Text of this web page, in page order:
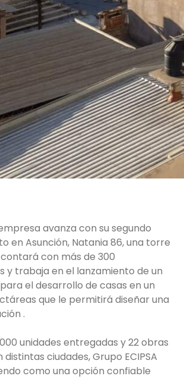
avanza con su segundo
en Asunción, Natania 86, una torre
contará con más de 300
y trabaja en el lanzamiento de un
el desarrollo de casas en un
que le permitirá diseñar una
.
unidades entregadas y 22 obras
ciudades, Grupo ECIPSA
como una opción confiable